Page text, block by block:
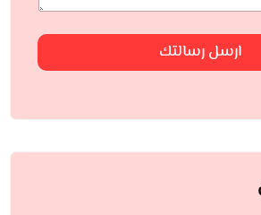
ارسل رسالتك